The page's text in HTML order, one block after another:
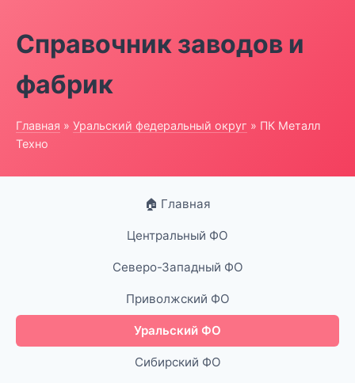
Справочник заводов и
фабрик
Главная » Уральский федеральный округ » ПК Металл
Техно
🏠 Главная
Центральный ФО
Северо-Западный ФО
Приволжский ФО
Уральский ФО
Сибирский ФО